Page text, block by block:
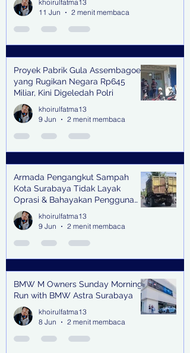
khoirulfatma13
11 Jun
2 menit membaca
Proyek Pabrik Gula Assembagoes
yang Rugikan Negara Rp645
Miliar, Kini Digeledah Polri
khoirulfatma13
9 Jun
2 menit membaca
Armada Pengangkut Sampah
Kota Surabaya Tidak Layak
Oprasi & Bahayakan Pengguna
Jalan
khoirulfatma13
9 Jun
2 menit membaca
BMW M Owners Sunday Morning
Run with BMW Astra Surabaya
khoirulfatma13
8 Jun
2 menit membaca